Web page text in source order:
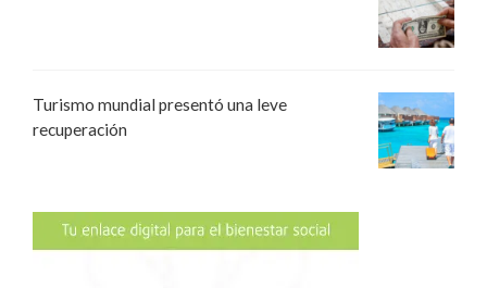
Turismo mundial presentó una leve
recuperación